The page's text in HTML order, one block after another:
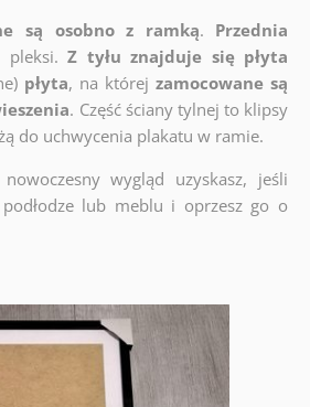
są osobno z ramką. Przednia
pleksi. Z tyłu znajduje się płyta
płyta, na której zamocowane są
. Część ściany tylnej to klipsy
do uchwycenia plakatu w ramie.
wygląd uzyskasz, jeśli
lub meblu i oprzesz go o